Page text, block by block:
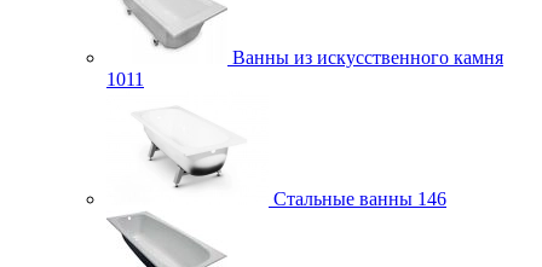
Ванны из искусственного камня
1011
Стальные ванны 146